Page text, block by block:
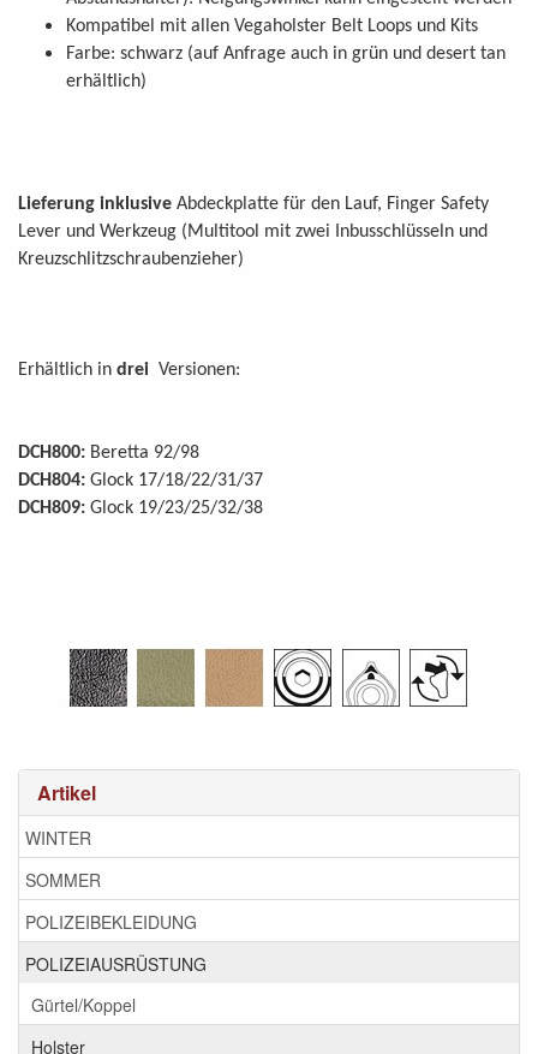
Artikel
WINTER
SOMMER
POLIZEIBEKLEIDUNG
POLIZEIAUSRÜSTUNG
Gürtel/Koppel
Holster
Kompatibel mit allen Vegaholster Belt Loops und Kits
Farbe: schwarz (auf Anfrage auch in grün und desert tan
erhältlich)
Lieferung inklusive Abdeckplatte für den Lauf, Finger Safety
Lever und Werkzeug (Multitool mit zwei Inbusschlüsseln und
Kreuzschlitzschraubenzieher)
Erhältlich in drei Versionen:
DCH800: Beretta 92/98
DCH804: Glock 17/18/22/31/37
DCH809: Glock 19/23/25/32/38